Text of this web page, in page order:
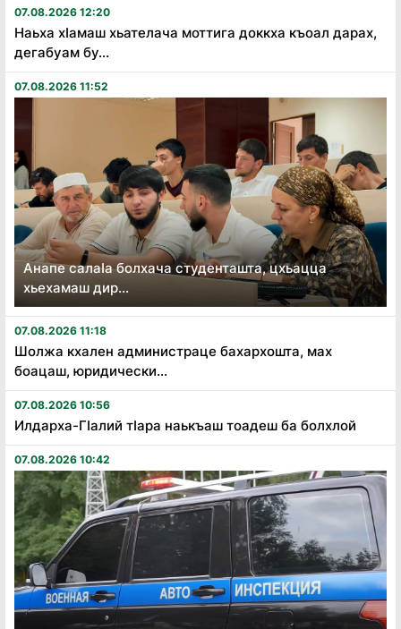
07.08.2026 12:20
Наьха хӏамаш хьателача моттига доккха къоал дарах,
дегабуам бу...
07.08.2026 11:52
Анапе салаӏа болхача студенташта, цхьацца
хьехамаш дир...
07.08.2026 11:18
Шолжа кхален администраце бахархошта, мах
боацаш, юридически...
07.08.2026 10:56
Илдарха-Гӏалий тӏара наькъаш тоадеш ба болхлой
07.08.2026 10:42